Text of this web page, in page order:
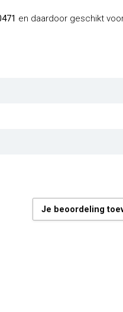
en daardoor geschikt
Je beoordeling